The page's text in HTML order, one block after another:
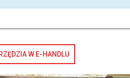
W E-HANDLU